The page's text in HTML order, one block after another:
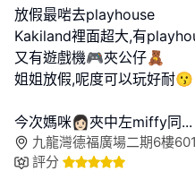
放假最啱去playhouse
Kakiland裡面超大,有
又有遊戲機🎮夾公仔🧸
姐姐放假,呢度可以玩好耐😗
今次媽咪👩🏻夾中左miffy同...
九龍灣德福廣場二期6樓
評分